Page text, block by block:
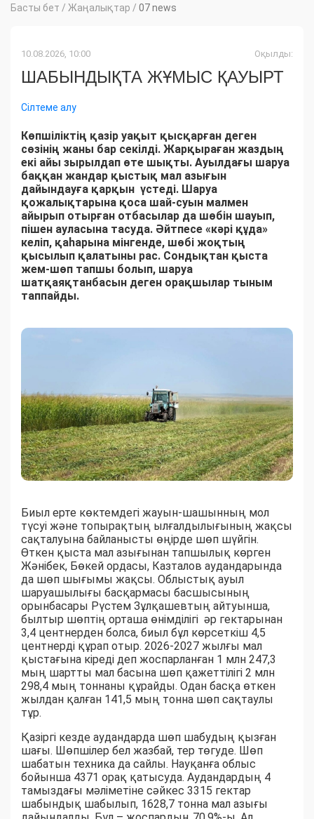
Басты бет / Жаңалықтар / 07 news
10.08.2026, 10:00 Оқылды:
ШАБЫНДЫҚТА ЖҰМЫС ҚАУЫРТ
Сілтеме алу
Көпшіліктің қазір уақыт қысқарған деген
сөзінің жаны бар секілді. Жарқыраған жаздың
екі айы зырылдап өте шықты. Ауылдағы шаруа
баққан жандар қыстық мал азығын
дайындауға қарқын үстеді. Шаруа
қожалықтарына қоса шай-суын малмен
айырып отырған отбасылар да шөбін шауып,
пішен ауласына тасуда. Әйтпесе «кәрі құда»
келіп, қаһарына мінгенде, шөбі жоқтың
қысылып қалатыны рас. Сондықтан қыста
жем-шөп тапшы болып, шаруа
шатқаяқтанбасын деген орақшылар тыным
таппайды.
Биыл ерте көктемдегі жауын-шашынның мол
түсуі және топырақтың ылғалдылығының жақсы
сақталуына байланысты өңірде шөп шүйгін.
Өткен қыста мал азығынан тапшылық көрген
Жәнібек, Бөкей ордасы, Казталов аудандарында
да шөп шығымы жақсы. Облыстық ауыл
шаруашылығы басқармасы басшысының
орынбасары Рүстем Зұлқашевтың айтуынша,
былтыр шөптің орташа өнімділігі әр гектарынан
3,4 центнерден болса, биыл бұл көрсеткіш 4,5
центнерді құрап отыр. 2026-2027 жылғы мал
қыстағына кіреді деп жоспарланған 1 млн 247,3
мың шартты мал басына шөп қажеттілігі 2 млн
298,4 мың тоннаны құрайды. Одан басқа өткен
жылдан қалған 141,5 мың тонна шөп сақтаулы
тұр.
Қазіргі кезде аудандарда шөп шабудың қызған
шағы. Шөпшілер бел жазбай, тер төгуде. Шөп
шабатын техника да сайлы. Науқанға облыс
бойынша 4371 орақ қатысуда. Аудандардың 4
тамыздағы мәліметіне сәйкес 3315 гектар
шабындық шабылып, 1628,7 тонна мал азығы